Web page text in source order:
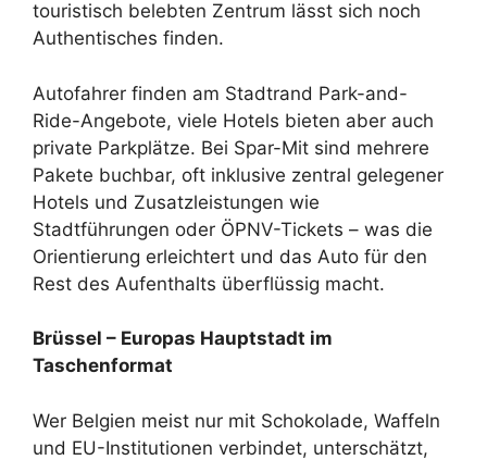
touristisch belebten Zentrum lässt sich noch
Authentisches finden.
Autofahrer finden am Stadtrand Park-and-
Ride-Angebote, viele Hotels bieten aber auch
private Parkplätze. Bei Spar-Mit sind mehrere
Pakete buchbar, oft inklusive zentral gelegener
Hotels und Zusatzleistungen wie
Stadtführungen oder ÖPNV-Tickets – was die
Orientierung erleichtert und das Auto für den
Rest des Aufenthalts überflüssig macht.
Brüssel – Europas Hauptstadt im
Taschenformat
Wer Belgien meist nur mit Schokolade, Waffeln
und EU-Institutionen verbindet, unterschätzt,